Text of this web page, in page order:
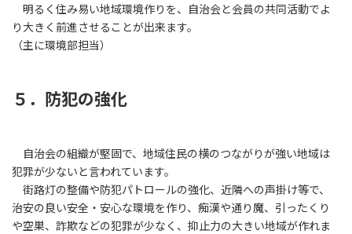
明るく住み易い地域環境作りを、自治会と会員の共同活動でよ
り大きく前進させることが出来ます。
（主に環境部担当）
５．防犯の強化
自治会の組織が堅固で、地域住民の横のつながりが強い地域は
犯罪が少ないと言われています。
街路灯の整備や防犯パトロールの強化、近隣への声掛け等で、
治安の良い安全・安心な環境を作り、痴漢や通り魔、引ったくり
や空巣、詐欺などの犯罪が少なく、抑止力の大きい地域が作れま